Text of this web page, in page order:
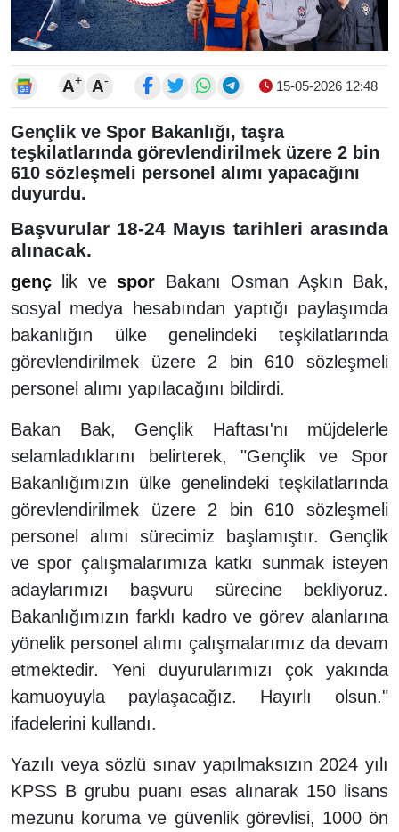
A+ A- 15-05-2026 12:48
Gençlik ve Spor Bakanlığı, taşra
teşkilatlarında görevlendirilmek üzere 2 bin
610 sözleşmeli personel alımı yapacağını
duyurdu.
Başvurular 18-24 Mayıs tarihleri arasında
alınacak.
genç lik ve spor Bakanı Osman Aşkın Bak,
sosyal medya hesabından yaptığı paylaşımda
bakanlığın ülke genelindeki teşkilatlarında
görevlendirilmek üzere 2 bin 610 sözleşmeli
personel alımı yapılacağını bildirdi.
Bakan Bak, Gençlik Haftası'nı müjdelerle
selamladıklarını belirterek, "Gençlik ve Spor
Bakanlığımızın ülke genelindeki teşkilatlarında
görevlendirilmek üzere 2 bin 610 sözleşmeli
personel alımı sürecimiz başlamıştır. Gençlik
ve spor çalışmalarımıza katkı sunmak isteyen
adaylarımızı başvuru sürecine bekliyoruz.
Bakanlığımızın farklı kadro ve görev alanlarına
yönelik personel alımı çalışmalarımız da devam
etmektedir. Yeni duyurularımızı çok yakında
kamuoyuyla paylaşacağız. Hayırlı olsun."
ifadelerini kullandı.
Yazılı veya sözlü sınav yapılmaksızın 2024 yılı
KPSS B grubu puanı esas alınarak 150 lisans
mezunu koruma ve güvenlik görevlisi, 1000 ön